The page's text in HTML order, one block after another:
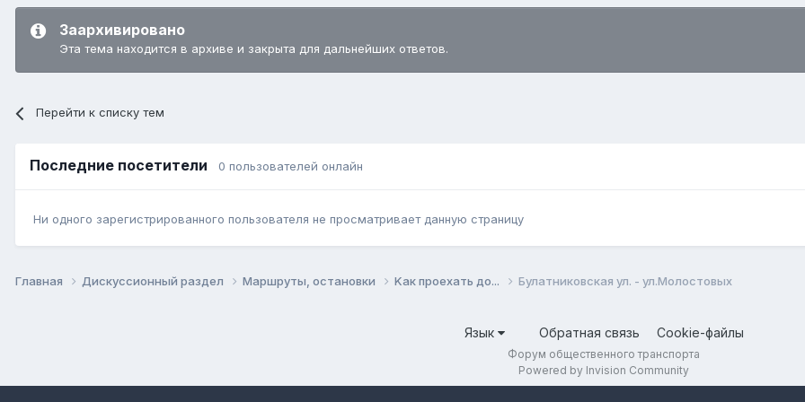
Заархивировано
Эта тема находится в архиве и закрыта для дальнейших ответов.
Перейти к списку тем
Последние посетители 0 пользователей онлайн
Ни одного зарегистрированного пользователя не просматривает данную страницу
Главная Дискуссионный раздел Маршруты, остановки Kак проехать до... Булатниковская ул. - ул.Молостовых
Язык Обратная связь Cookie-файлы
Форум общественного транспорта
Powered by Invision Community